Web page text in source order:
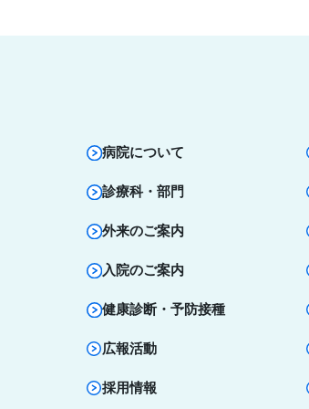
病院について
診療科・部門
外来のご案内
入院のご案内
健康診断・予防接種
広報活動
採用情報